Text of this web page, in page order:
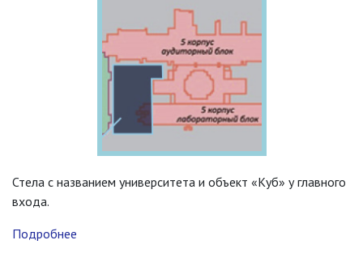
Стела с названием университета и объект «Куб» у главного
входа.
Подробнее